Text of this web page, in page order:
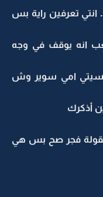
تعرفين راية بس
انه يوقف في وجه
نسيتي امي سوير وش
أذكرك
فجر صح بس هي